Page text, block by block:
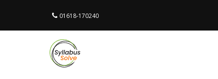
01618-170240